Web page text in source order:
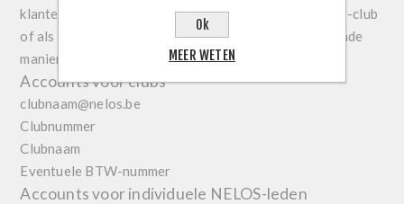
klanten zich registreren en herkenbaar zijn als NELOS-club
of als individueel NELOS-clublid. Dit kan op de volgende
manieren:
Accounts voor clubs
clubnaam@nelos.be
Clubnummer
Clubnaam
Eventuele BTW-nummer
Accounts voor individuele NELOS-leden
Ok
MEER WETEN